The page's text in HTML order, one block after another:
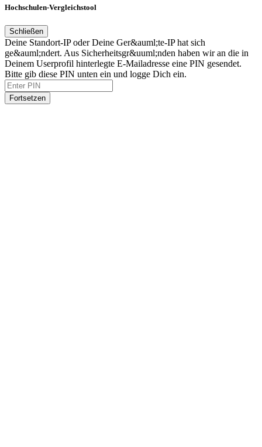
Hochschulen-Vergleichstool
Schließen
Deine Standort-IP oder Deine Ger&auml;te-IP hat sich
ge&auml;ndert. Aus Sicherheitsgr&uuml;nden haben wir an die in
Deinem Userprofil hinterlegte E-Mailadresse eine PIN gesendet.
Bitte gib diese PIN unten ein und logge Dich ein.
Fortsetzen